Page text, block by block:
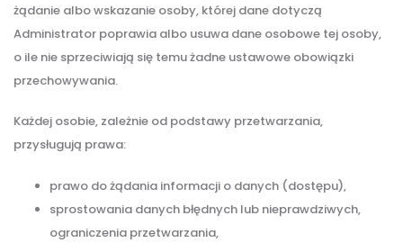
żądanie albo wskazanie osoby, której dane dotyczą
Administrator poprawia albo usuwa dane osobowe tej osoby,
o ile nie sprzeciwiają się temu żadne ustawowe obowiązki
przechowywania.
Każdej osobie, zależnie od podstawy przetwarzania,
przysługują prawa:
prawo do żądania informacji o danych (dostępu),
sprostowania danych błędnych lub nieprawdziwych,
ograniczenia przetwarzania,